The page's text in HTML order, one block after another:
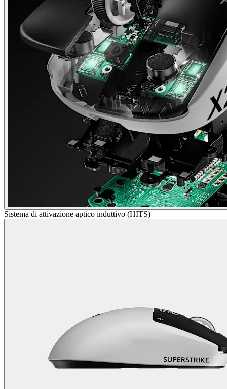
Sistema di attivazione aptico induttivo (HITS)